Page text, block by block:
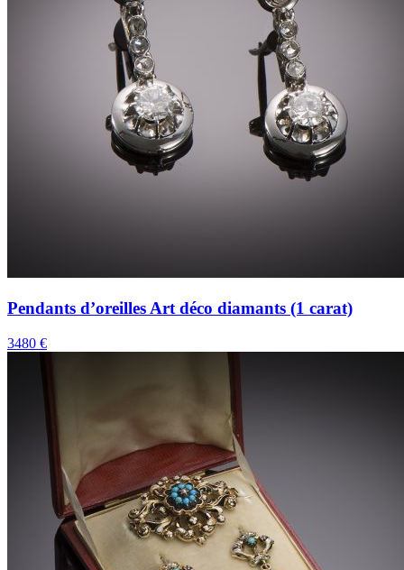
Pendants d’oreilles Art déco diamants (1 carat)
3480 €